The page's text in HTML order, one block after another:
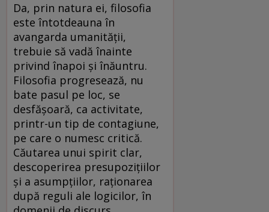
Da, prin natura ei, filosofia
este întotdeauna în
avangarda umanității,
trebuie să vadă înainte
privind înapoi și înăuntru.
Filosofia progresează, nu
bate pasul pe loc, se
desfășoară, ca activitate,
printr-un tip de contagiune,
pe care o numesc critică.
Căutarea unui spirit clar,
descoperirea presupozițiilor
și a asumpțiilor, raționarea
după reguli ale logicilor, în